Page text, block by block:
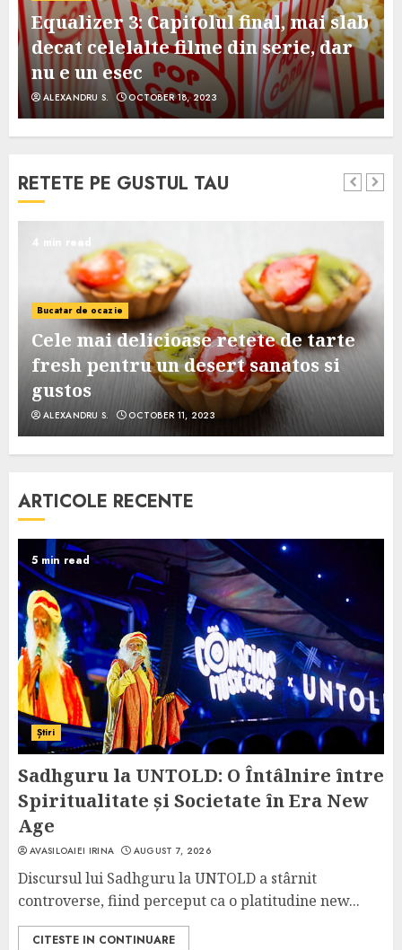
Equalizer 3: Capitolul final, mai slab
decat celelalte filme din serie, dar
nu e un esec
ALEXANDRU S. OCTOBER 18, 2023
RETETE PE GUSTUL TAU
4 min read
Bucatar de ocazie
Cele mai delicioase retete de tarte
fresh pentru un desert sanatos si
gustos
ALEXANDRU S. OCTOBER 11, 2023
ARTICOLE RECENTE
5 min read
Știri
Sadhguru la UNTOLD: O Întâlnire între
Spiritualitate și Societate în Era New
Age
AVASILOAIEI IRINA AUGUST 7, 2026
Discursul lui Sadhguru la UNTOLD a stârnit
controverse, fiind perceput ca o platitudine new...
CITESTE IN CONTINUARE